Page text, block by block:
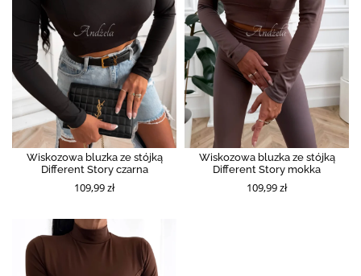
Wiskozowa bluzka ze stójką
Different Story czarna
109,99 zł
Wiskozowa bluzka ze stójką
Different Story mokka
109,99 zł